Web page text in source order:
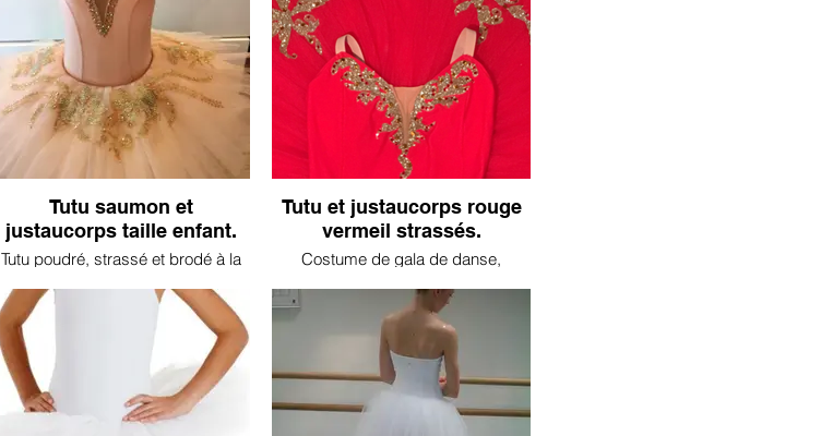
Tutu saumon et
justaucorps taille enfant.
Tutu poudré, strassé et brodé à la
Tutu et justaucorps rouge
vermeil strassés.
Costume de gala de danse,